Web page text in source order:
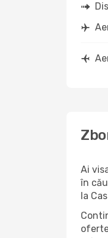
Ai
în
la